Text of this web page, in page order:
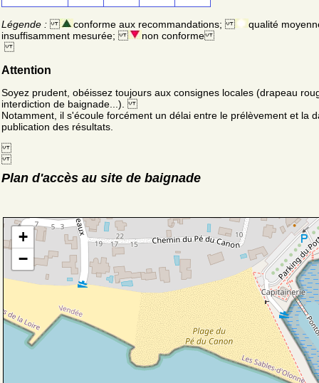
Légende : conforme aux recommandations;
qualité
insuffisamment mesurée;
non conforme
Attention
Soyez prudent, obéissez toujours aux consignes locales (drapeau
interdiction de baignade...).
Notamment, il s'écoule forcément un délai entre le prélèvement et la
publication des résultats.
Plan d'accès au site de baignade
+
−